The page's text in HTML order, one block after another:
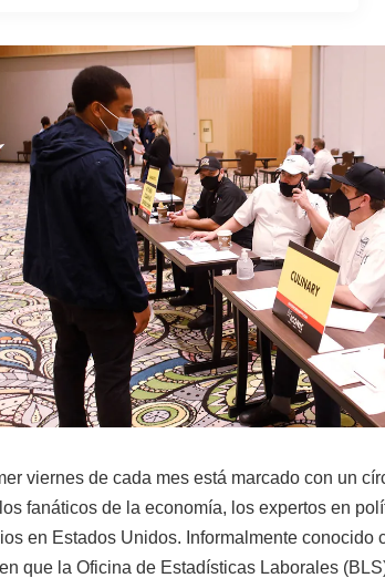
viernes de cada mes está marcado con un
fanáticos de la economía, los expertos en
en Estados Unidos. Informalmente conocido
que la Oficina de Estadísticas Laborales